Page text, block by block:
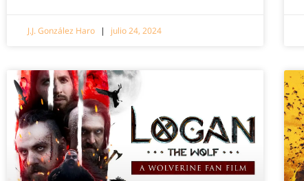
J.J. González Haro julio 24, 2024